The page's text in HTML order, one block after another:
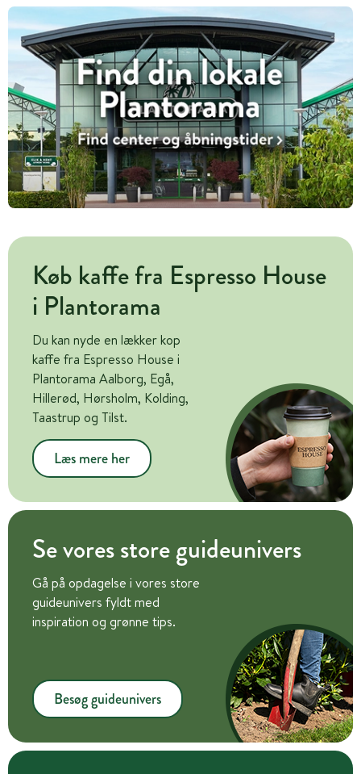
Køb kaffe fra Espresso House
i Plantorama
Du kan nyde en lækker kop
kaffe fra Espresso House i
Plantorama Aalborg, Egå,
Hillerød, Hørsholm, Kolding,
Taastrup og Tilst.
Læs mere her
Se vores store guideunivers
Gå på opdagelse i vores store
guideunivers fyldt med
inspiration og grønne tips.
Besøg guideunivers